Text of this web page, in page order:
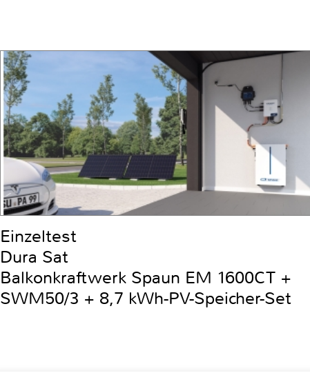
Einzeltest
Dura Sat
Balkonkraftwerk Spaun EM 1600CT +
SWM50/3 + 8,7 kWh-PV-Speicher-Set